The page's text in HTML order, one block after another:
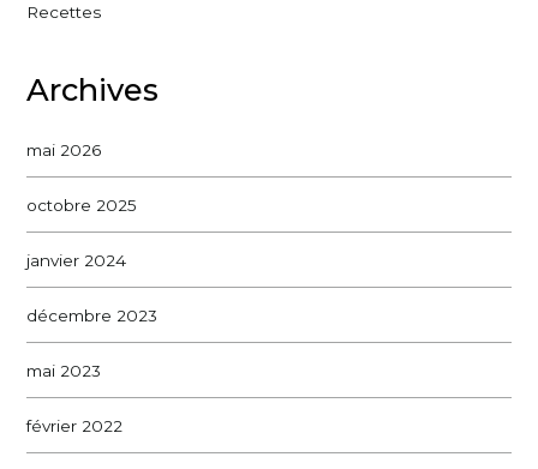
Recettes
Archives
mai 2026
octobre 2025
janvier 2024
décembre 2023
mai 2023
février 2022